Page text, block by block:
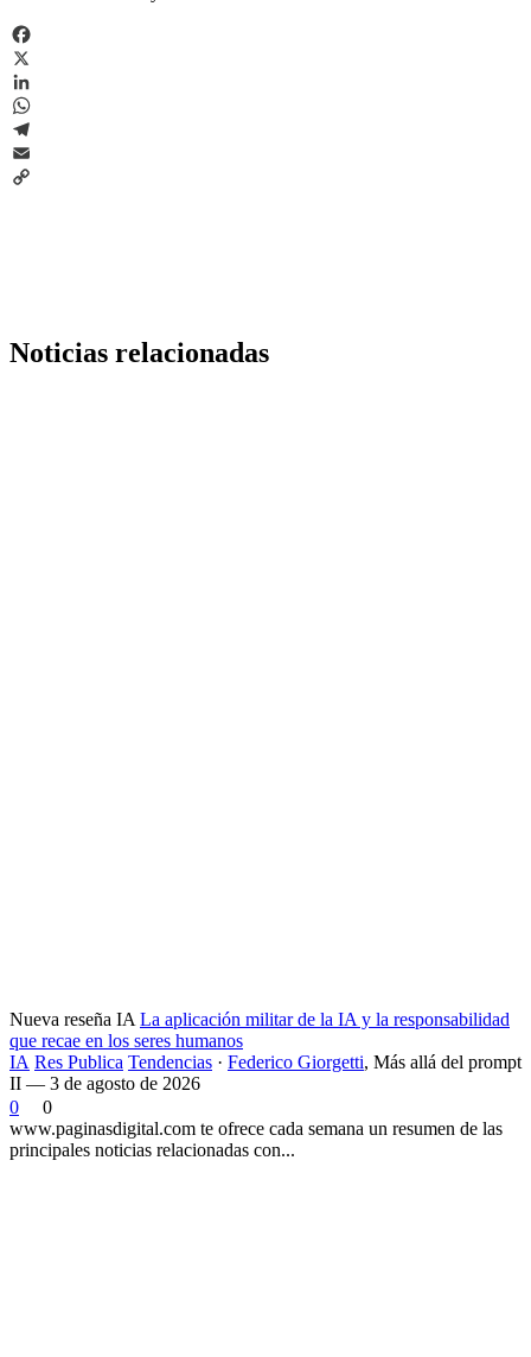
Facebook
X
LinkedIn
WhatsApp
Telegram
Email
Noticias relacionadas
Nueva reseña IA La aplicación militar de la IA y la responsabilidad
que recae en los seres humanos
IA Res Publica Tendencias · Federico Giorgetti, Más allá del prompt
II — 3 de agosto de 2026
0
0
www.paginasdigital.com te ofrece cada semana un resumen de las
principales noticias relacionadas con...